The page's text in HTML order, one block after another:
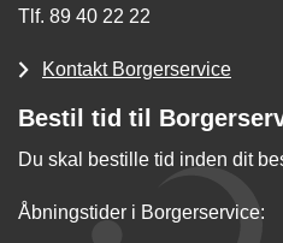
Tlf. 89 40 22 22
Kontakt Borgerservice
Bestil tid til
Du skal bestille tid inden dit
Åbningstider i Borgerservice: